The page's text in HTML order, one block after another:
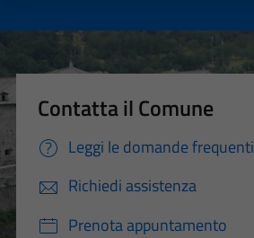
Contatta il Comune
Leggi le domande frequenti
Richiedi assistenza
Prenota appuntamento